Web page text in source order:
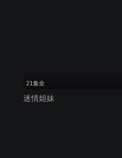
21集全
迷情姐妹